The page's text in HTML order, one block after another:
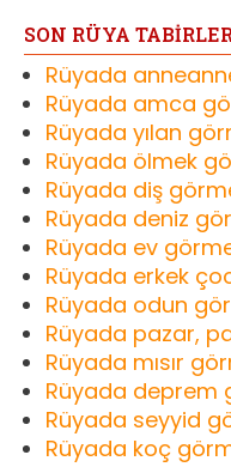
SON RÜYA
Rüyada
Rüyada amca
Rüyada yılan
Rüyada ölmek
Rüyada diş
Rüyada deniz
Rüyada ev
Rüyada erkek
Rüyada odun
Rüyada pazar,
Rüyada mısır
Rüyada deprem
Rüyada seyyid
Rüyada koç